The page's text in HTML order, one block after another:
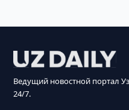
Ведущий новостной портал
24/7.